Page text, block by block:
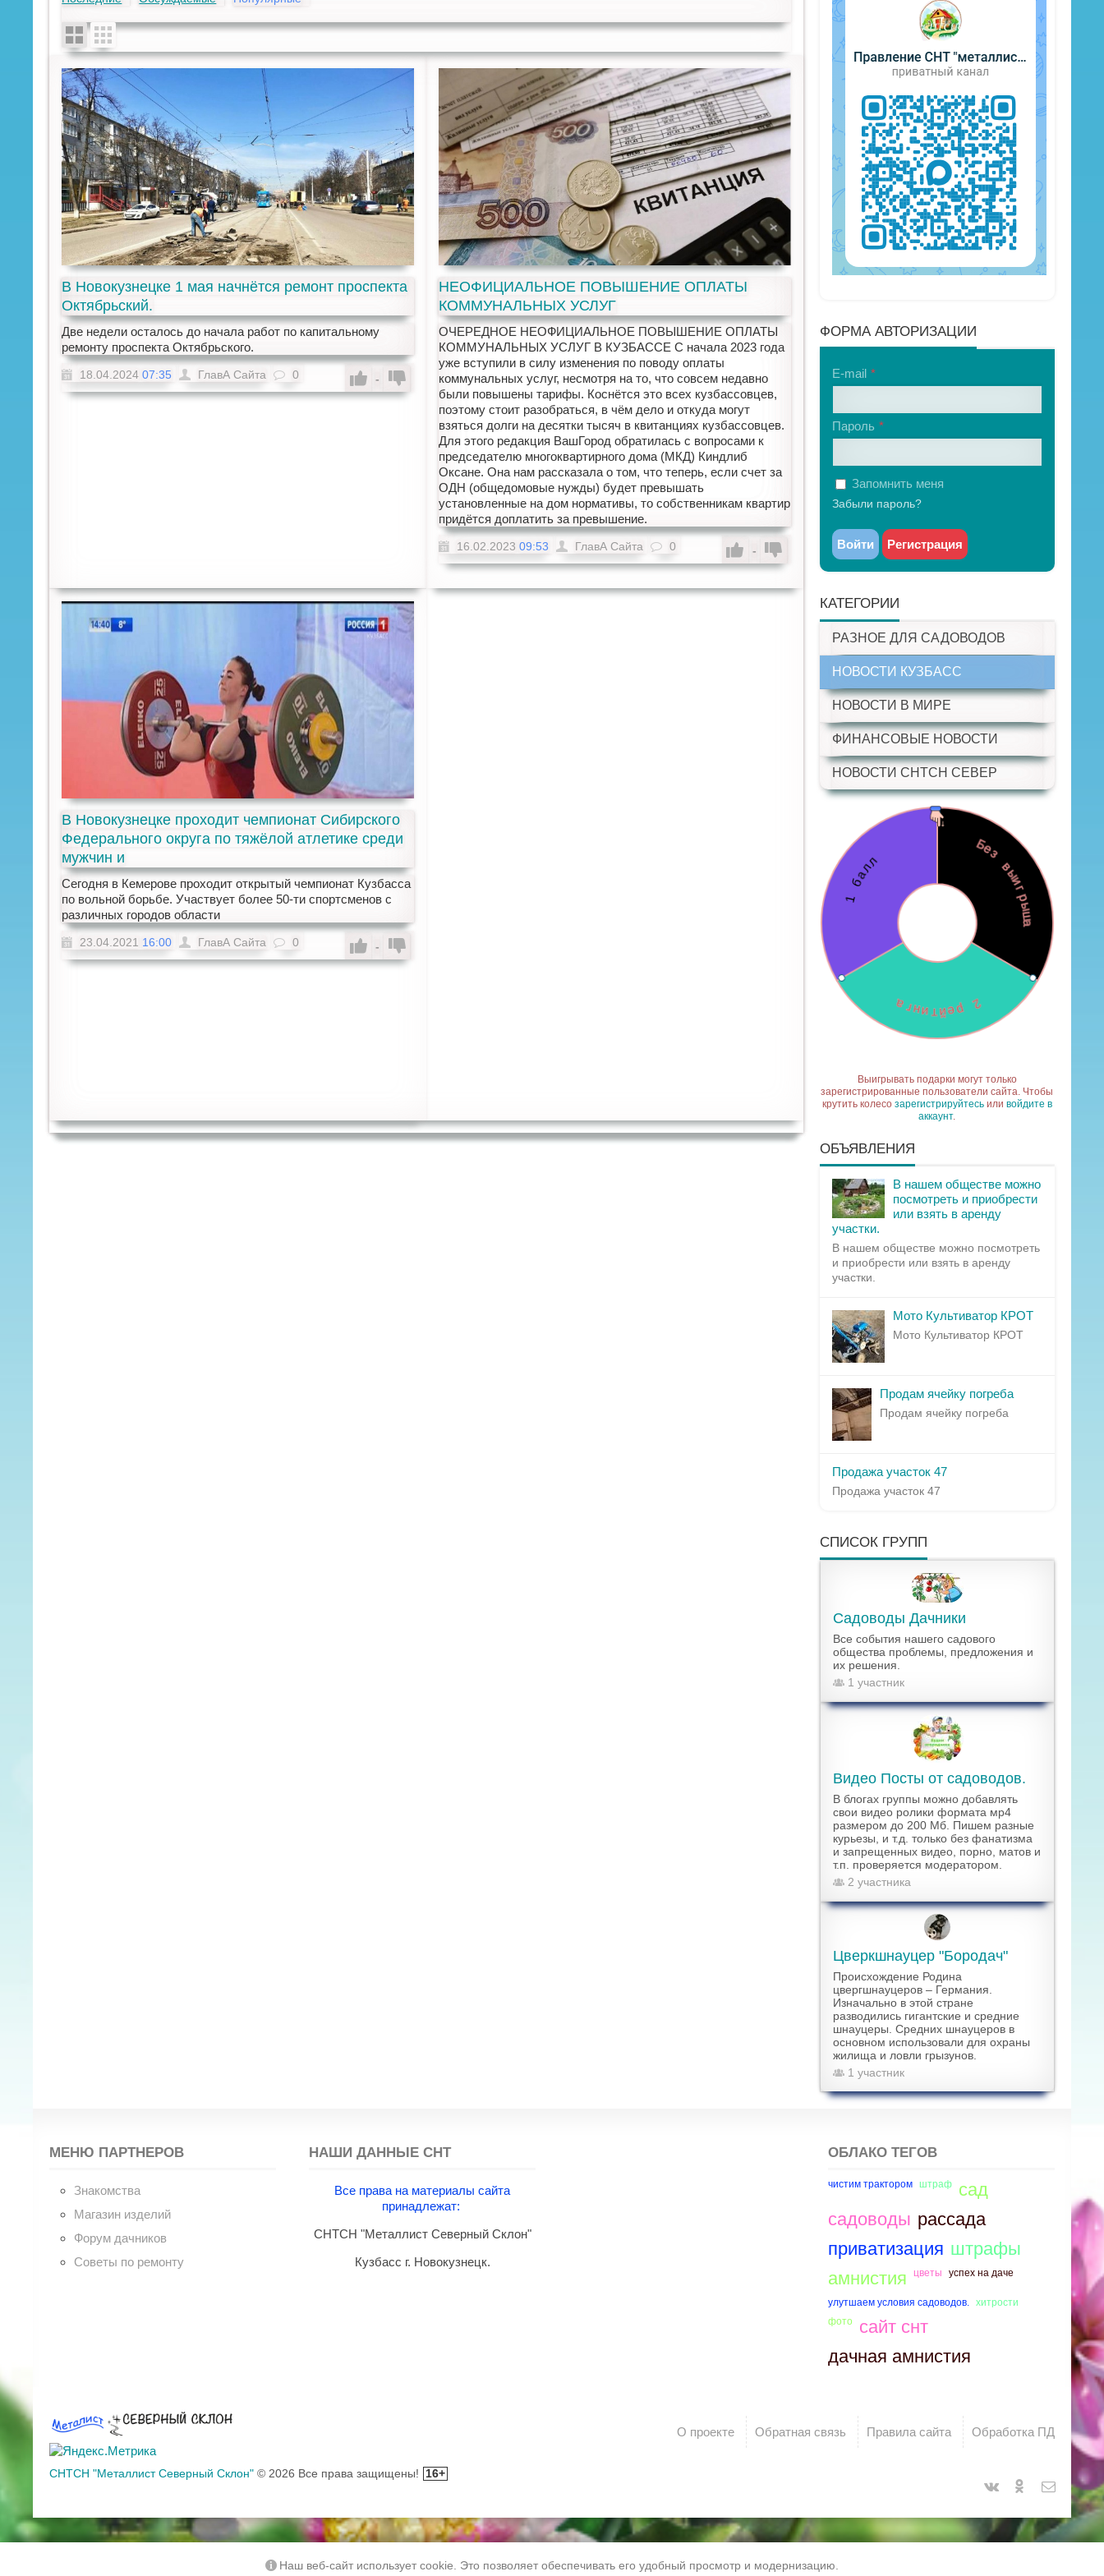
В Новокузнецке 1 мая начнётся ремонт проспекта
Октябрьский.
Две недели осталось до начала работ по капитальному
ремонту проспекта Октябрьского.
-
18.04.2024 07:35 ГлавА Сайта 0
НЕОФИЦИАЛЬНОЕ ПОВЫШЕНИЕ ОПЛАТЫ
КОММУНАЛЬНЫХ УСЛУГ
ОЧЕРЕДНОЕ НЕОФИЦИАЛЬНОЕ ПОВЫШЕНИЕ ОПЛАТЫ
КОММУНАЛЬНЫХ УСЛУГ В КУЗБАССЕ С начала 2023 года
уже вступили в силу изменения по поводу оплаты
коммунальных услуг, несмотря на то, что совсем недавно
были повышены тарифы. Коснётся это всех кузбассовцев,
поэтому стоит разобраться, в чём дело и откуда могут
взяться долги на десятки тысяч в квитанциях кузбассовцев.
Для этого редакция ВашГород обратилась с вопросами к
председателю многоквартирного дома (МКД) Киндлиб
Оксане. Она нам рассказала о том, что теперь, если счет за
ОДН (общедомовые нужды) будет превышать
установленные на дом нормативы, то собственникам квартир
придётся доплатить за превышение.
-
16.02.2023 09:53 ГлавА Сайта 0
В Новокузнецке проходит чемпионат Сибирского
Федерального округа по тяжёлой атлетике среди
мужчин и
​Cегодня в Кемерове проходит открытый чемпионат Кузбасса
по вольной борьбе. Участвует более 50-ти спортсменов с
различных городов области
-
23.04.2021 16:00 ГлавА Сайта 0
ФОРМА АВТОРИЗАЦИИ
E-mail
Пароль
Запомнить меня
Забыли пароль?
Войти Регистрация
КАТЕГОРИИ
РАЗНОЕ ДЛЯ САДОВОДОВ
НОВОСТИ КУЗБАСС
НОВОСТИ В МИРЕ
ФИНАНСОВЫЕ НОВОСТИ
НОВОСТИ СНТСН СЕВЕР
Выигрывать подарки могут только
зарегистрированные пользователи сайта. Чтобы
крутить колесо зарегистрируйтесьили войдите в
аккаунт.
ОБЪЯВЛЕНИЯ
В нашем обществе можно
посмотреть и приобрести
или взять в аренду
участки.
В нашем обществе можно посмотреть
и приобрести или взять в аренду
участки.
Мото Культиватор КРОТ
Мото Культиватор КРОТ
Продам ячейку погреба
Продам ячейку погреба
Продажа участок 47
Продажа участок 47
СПИСОК ГРУПП
Садоводы Дачники
Все события нашего садового
общества проблемы, предложения и
их решения.
1 участник
Видео Посты от садоводов.
В блогах группы можно добавлять
свои видео ролики формата мр4
размером до 200 Мб. Пишем разные
курьезы, и т.д. только без фанатизма
и запрещенных видео, порно, матов и
т.п. проверяется модератором.
2 участника
Цверкшнауцер "Бородач"
Происхождение Родина
цвергшнауцеров – Германия.
Изначально в этой стране
разводились гигантские и средние
шнауцеры. Средних шнауцеров в
основном использовали для охраны
жилища и ловли грызунов.
1 участник
МЕНЮ ПАРТНЕРОВ
Знакомства
Магазин изделий
Форум дачников
Советы по ремонту
НАШИ ДАННЫЕ СНТ
Все права на материалы сайта
принадлежат:
СНТСН "Металлист Северный Склон"
Кузбасс г. Новокузнецк.
ОБЛАКО ТЕГОВ
чистим трактором штраф
сад
садоводы рассада
приватизация штрафы
амнистия
цветы успех на даче
улутшаем условия садоводов. хитрости
фото
сайт снт
дачная амнистия
О проекте Обратная связь Правила сайта Обработка ПД
СНТСН "Металлист Северный Склон" © 2026 Все права защищены! 16+
Наш веб-сайт использует cookie. Это позволяет обеспечивать его удобный просмотр и модернизацию.